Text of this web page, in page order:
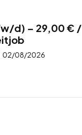
w/d) – 29,00 € /
02/08/2026